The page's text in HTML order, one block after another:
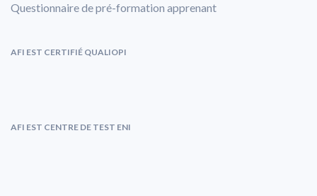
Questionnaire de pré-formation apprenant
AFI EST CERTIFIÉ QUALIOPI
AFI EST CENTRE DE TEST ENI